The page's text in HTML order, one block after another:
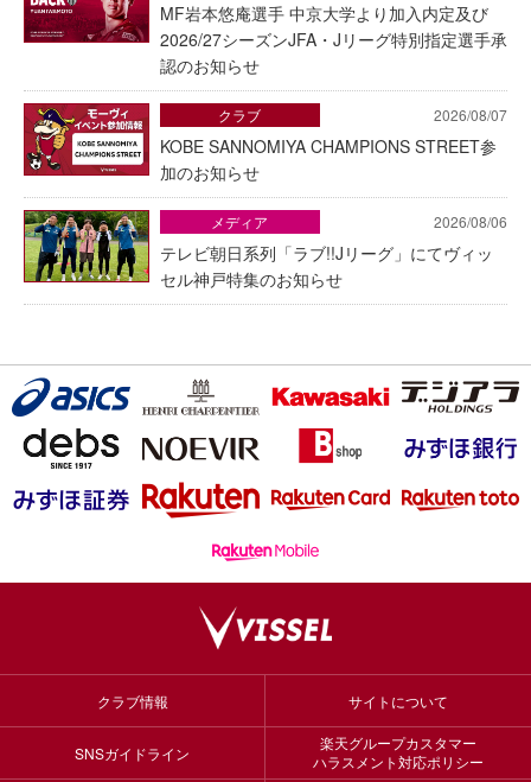
MF岩本悠庵選手 中京大学より加入内定及び
2026/27シーズンJFA・Jリーグ特別指定選手承
認のお知らせ
2026/08/07
KOBE SANNOMIYA CHAMPIONS STREET参
加のお知らせ
クラブ
2026/08/06
テレビ朝日系列「ラブ!!Jリーグ」にてヴィッ
セル神戸特集のお知らせ
メディア
クラブ情報 サイトについて
SNSガイドライン
楽天グループカスタマー
ハラスメント対応ポリシー